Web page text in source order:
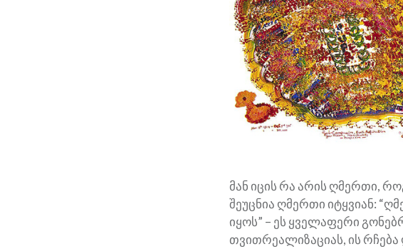
მან იცის რა არის ღმერთი,
შეუცნია ღმერთი იტყვიან:
იყოს” – ეს ყველაფერი
თვითრეალიზაციას, ის